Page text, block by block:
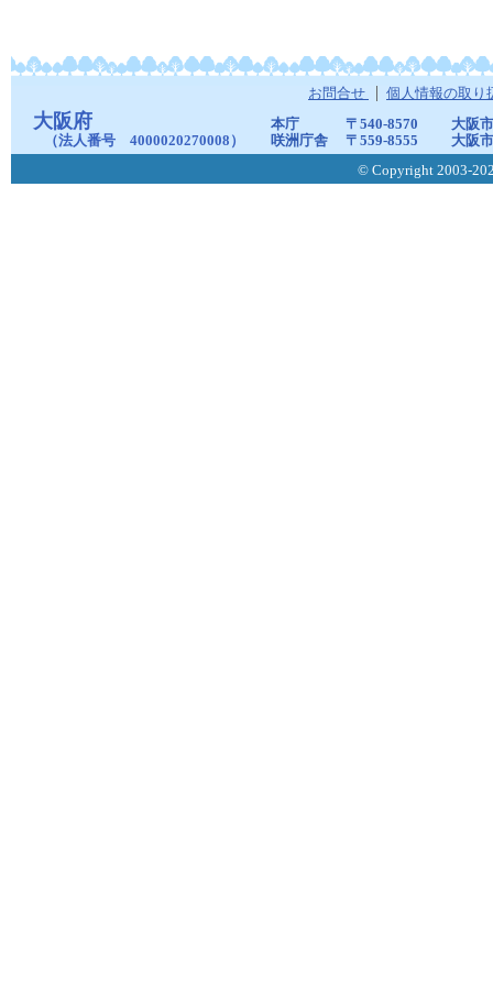
お問合せ 個人情報の取り
大阪府
（法人番号 4000020270008）
本庁 〒540-8570
大阪
咲洲庁舎
〒559-8555
大阪
© Copyright 2003-